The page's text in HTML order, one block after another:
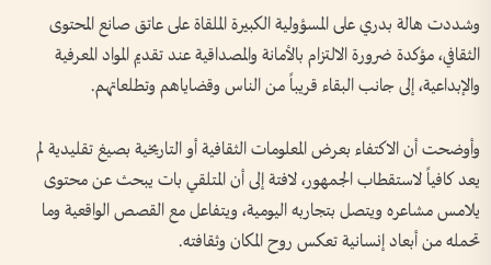
وشددت هالة بدري على المسؤولية الكبيرة الملقاة على عاتق صانع المحتوى
الثقافي، مؤكدة ضرورة الالتزام بالأمانة والمصداقية عند تقديم المواد المعرفية
والإبداعية، إلى جانب البقاء قريباً من الناس وقضاياهم وتطلعاتهم.
وأوضحت أن الاكتفاء بعرض المعلومات الثقافية أو التاريخية بصيغ تقليدية لم
يعد كافياً لاستقطاب الجمهور، لافتة إلى أن المتلقي بات يبحث عن محتوى
يلامس مشاعره ويتصل بتجاربه اليومية، ويتفاعل مع القصص الواقعية وما
تحمله من أبعاد إنسانية تعكس روح المكان وثقافته.